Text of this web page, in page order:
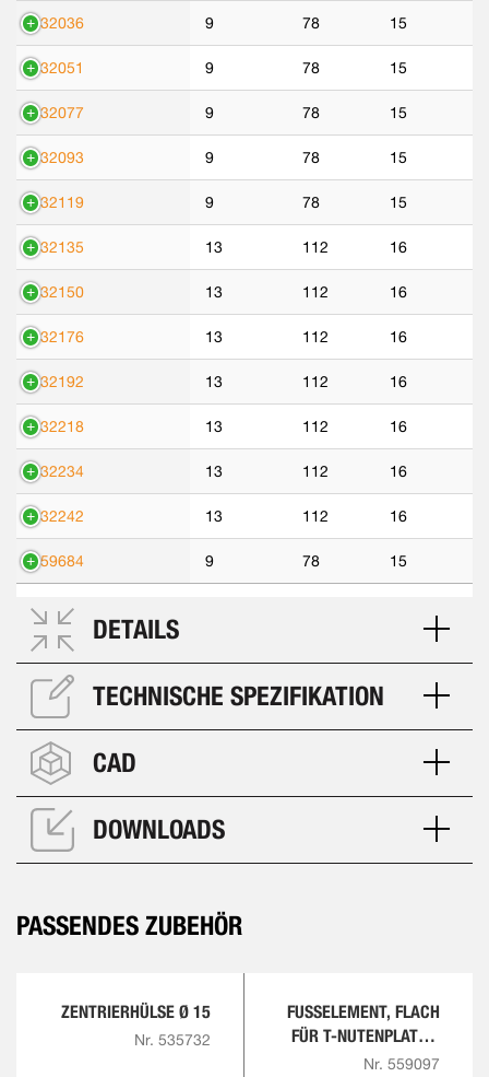
532036 9 78 15
532051 9 78 15
532077 9 78 15
532093 9 78 15
532119 9 78 15
532135 13 112 16
532150 13 112 16
532176 13 112 16
532192 13 112 16
532218 13 112 16
532234 13 112 16
532242 13 112 16
559684 9 78 15
DETAILS
TECHNISCHE SPEZIFIKATION
CAD
DOWNLOADS
PASSENDES ZUBEHÖR
ZENTRIERHÜLSE Ø 15
Nr. 535732
FUSSELEMENT, FLACH F
ÜR T-NUTENPLATTE, R
UND
Nr. 559097